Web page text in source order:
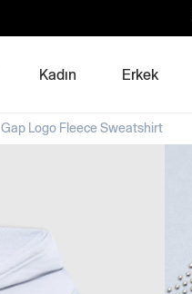
Kadın Erkek
Gap Logo Fleece Sweatshirt